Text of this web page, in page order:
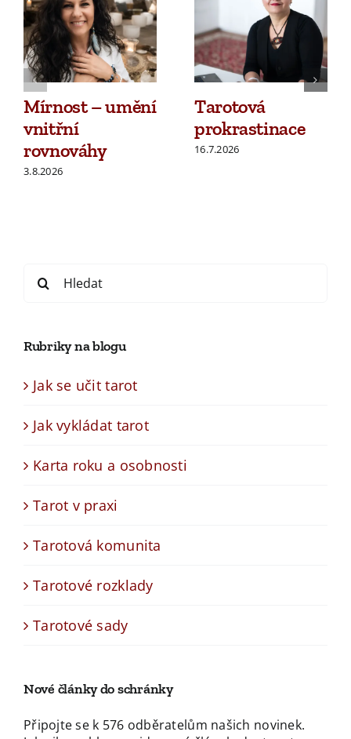
Mírnost – umění
vnitřní
rovnováhy
3.8.2026
Tarotová
prokrastinace
16.7.2026
Search
Rubriky na blogu
Jak se učit tarot
Jak vykládat tarot
Karta roku a osobnosti
Tarot v praxi
Tarotová komunita
Tarotové rozklady
Tarotové sady
Nové články do schránky
Připojte se k 576 odběratelům našich novinek.